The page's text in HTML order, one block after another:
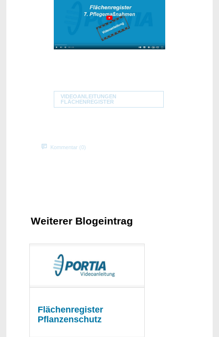
VIDEOANLEITUNGEN
FLÄCHENREGISTER
Kommentar (0)
Weiterer Blogeintrag
Flächenregister
Pflanzenschutz